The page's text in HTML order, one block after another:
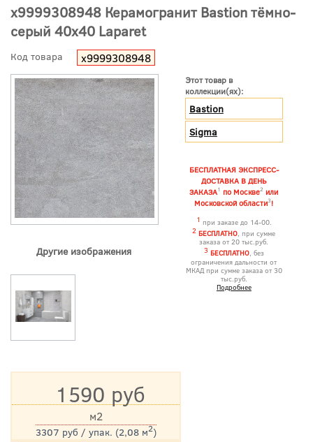
х9999308948 Керамогранит Bastion тёмно-
серый 40x40 Laparet
Код товара х9999308948
Другие изображения
Этот товар в
коллекции(ях):
Bastion
Sigma
БЕСПЛАТНАЯ ЭКСПРЕСС-
ДОСТАВКА В ДЕНЬ
ЗАКАЗА1 по Москве2 или
Московской области3!
1 при заказе до 14-00.
2 БЕСПЛАТНО, при сумме
заказа от 20 тыс.руб.
3 БЕСПЛАТНО, без
ограничения дальности от
МКАД при сумме заказа от 30
тыс.руб.
Подробнее
1590 руб
3307 руб / упак. (2,08 м2)
м2
*Цена указана с учетом НДС